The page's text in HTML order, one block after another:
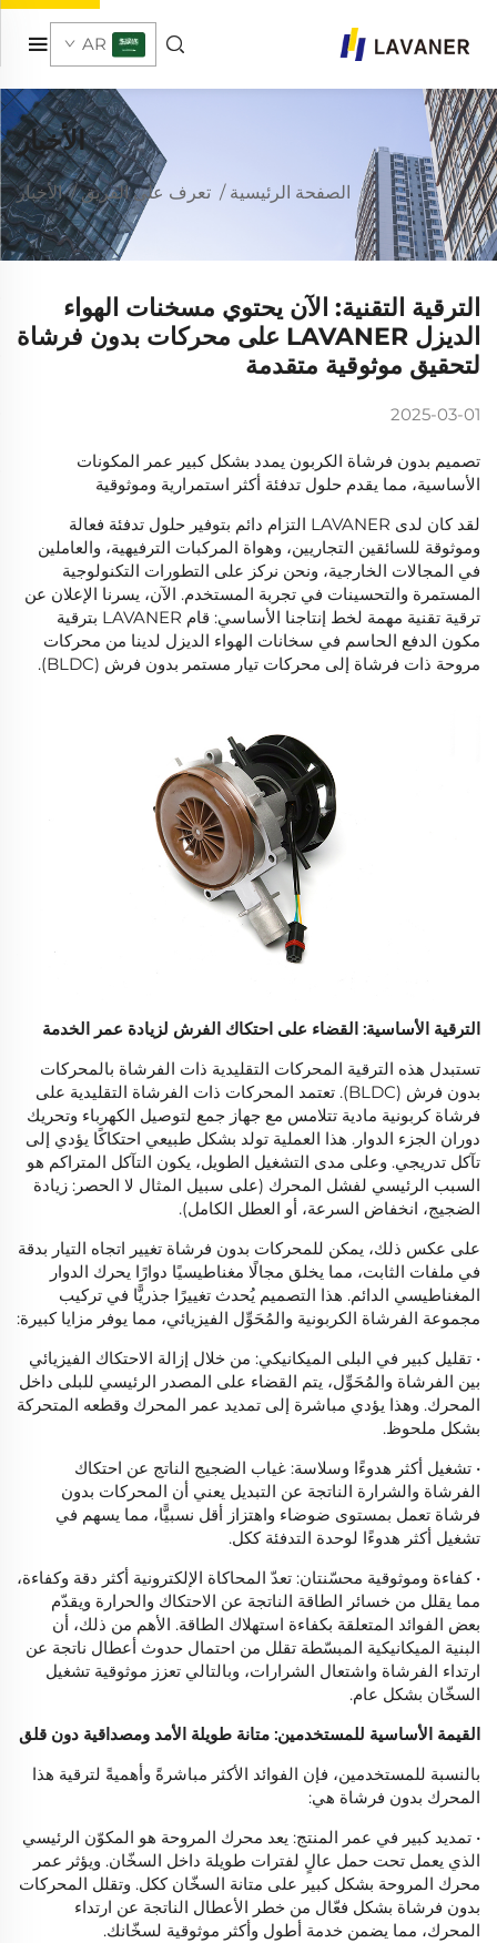
AR
الأخبار
الصفحة الرئيسية / تعرف على الفريق/الأخبار
الترقية التقنية: الآن يحتوي مسخنات الهواء
الديزل LAVANER على محركات بدون فرشاة
لتحقيق موثوقية متقدمة
2025-03-01
تصميم بدون فرشاة الكربون يمدد بشكل كبير عمر المكونات
الأساسية، مما يقدم حلول تدفئة أكثر استمرارية وموثوقية
لقد كان لدى LAVANER التزام دائم بتوفير حلول تدفئة فعالة
وموثوقة للسائقين التجاريين، وهواة المركبات الترفيهية، والعاملين
في المجالات الخارجية، ونحن نركز على التطورات التكنولوجية
المستمرة والتحسينات في تجربة المستخدم. الآن، يسرنا الإعلان عن
ترقية تقنية مهمة لخط إنتاجنا الأساسي: قام LAVANER بترقية
مكون الدفع الحاسم في سخانات الهواء الديزل لدينا من محركات
مروحة ذات فرشاة إلى محركات تيار مستمر بدون فرش (BLDC).
الترقية الأساسية: القضاء على احتكاك الفرش لزيادة عمر الخدمة
تستبدل هذه الترقية المحركات التقليدية ذات الفرشاة بالمحركات
بدون فرش (BLDC). تعتمد المحركات ذات الفرشاة التقليدية على
فرشاة كربونية مادية تتلامس مع جهاز جمع لتوصيل الكهرباء وتحريك
دوران الجزء الدوار. هذا العملية تولد بشكل طبيعي احتكاكًا يؤدي إلى
تآكل تدريجي. وعلى مدى التشغيل الطويل، يكون التآكل المتراكم هو
السبب الرئيسي لفشل المحرك (على سبيل المثال لا الحصر: زيادة
الضجيج، انخفاض السرعة، أو العطل الكامل).
على عكس ذلك، يمكن للمحركات بدون فرشاة تغيير اتجاه التيار بدقة
في ملفات الثابت، مما يخلق مجالًا مغناطيسيًا دوارًا يحرك الدوار
المغناطيسي الدائم. هذا التصميم يُحدث تغييرًا جذريًّا في تركيب
مجموعة الفرشاة الكربونية والمُحَوِّل الفيزيائي، مما يوفر مزايا كبيرة:
• تقليل كبير في البلى الميكانيكي: من خلال إزالة الاحتكاك الفيزيائي
بين الفرشاة والمُحَوِّل، يتم القضاء على المصدر الرئيسي للبلى داخل
المحرك. وهذا يؤدي مباشرة إلى تمديد عمر المحرك وقطعه المتحركة
بشكل ملحوظ.
• تشغيل أكثر هدوءًا وسلاسة: غياب الضجيج الناتج عن احتكاك
الفرشاة والشرارة الناتجة عن التبديل يعني أن المحركات بدون
فرشاة تعمل بمستوى ضوضاء واهتزاز أقل نسبيًّا، مما يسهم في
تشغيل أكثر هدوءًا لوحدة التدفئة ككل.
• كفاءة وموثوقية محسّنتان: تعدّ المحاكاة الإلكترونية أكثر دقة وكفاءة،
مما يقلل من خسائر الطاقة الناتجة عن الاحتكاك والحرارة ويقدّم
بعض الفوائد المتعلقة بكفاءة استهلاك الطاقة. الأهم من ذلك، أن
البنية الميكانيكية المبسّطة تقلل من احتمال حدوث أعطال ناتجة عن
ارتداء الفرشاة واشتعال الشرارات، وبالتالي تعزز موثوقية تشغيل
السخّان بشكل عام.
القيمة الأساسية للمستخدمين: متانة طويلة الأمد ومصداقية دون قلق
بالنسبة للمستخدمين، فإن الفوائد الأكثر مباشرةً وأهميةً لترقية هذا
المحرك بدون فرشاة هي:
• تمديد كبير في عمر المنتج: يعد محرك المروحة هو المكوّن الرئيسي
الذي يعمل تحت حمل عالٍ لفترات طويلة داخل السخّان. ويؤثر عمر
محرك المروحة بشكل كبير على متانة السخّان ككل. وتقلل المحركات
بدون فرشاة بشكل فعّال من خطر الأعطال الناتجة عن ارتداء
المحرك، مما يضمن خدمة أطول وأكثر موثوقية لسخّانك.